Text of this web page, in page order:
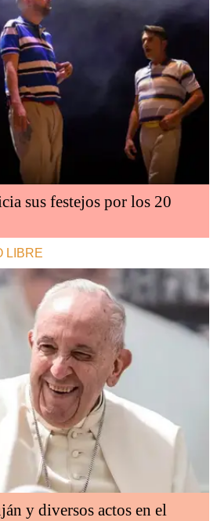
sus festejos por los 20
LIBRE
y diversos actos en el